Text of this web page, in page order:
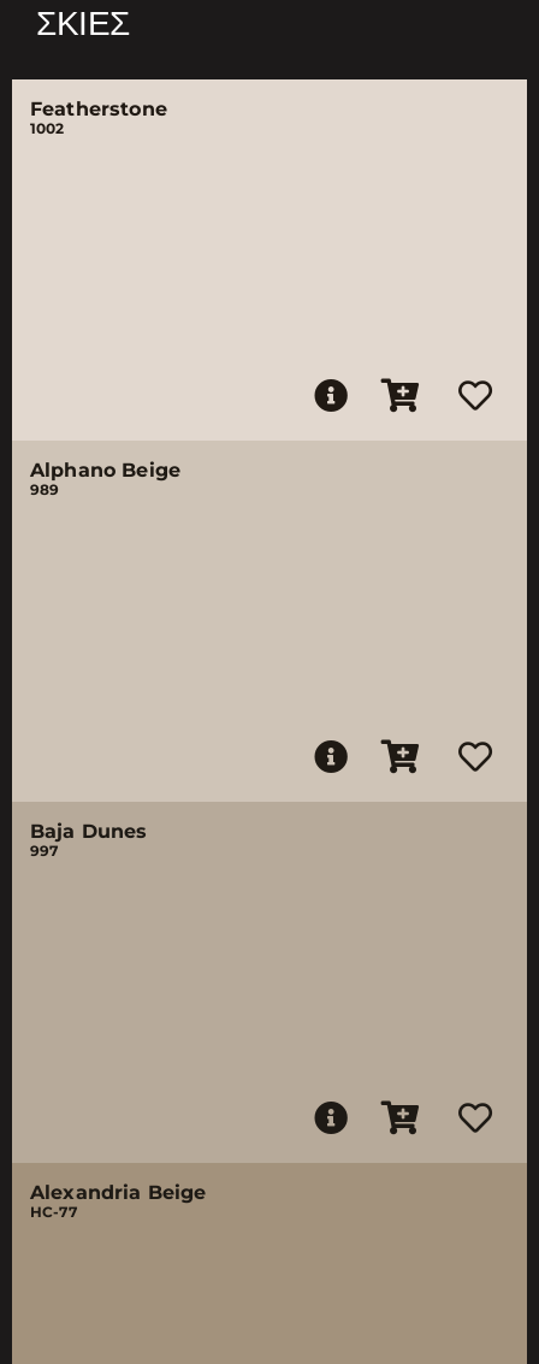
ΣΚΙΈΣ
Featherstone
1002
Alphano Beige
989
Baja Dunes
997
Alexandria Beige
HC-77